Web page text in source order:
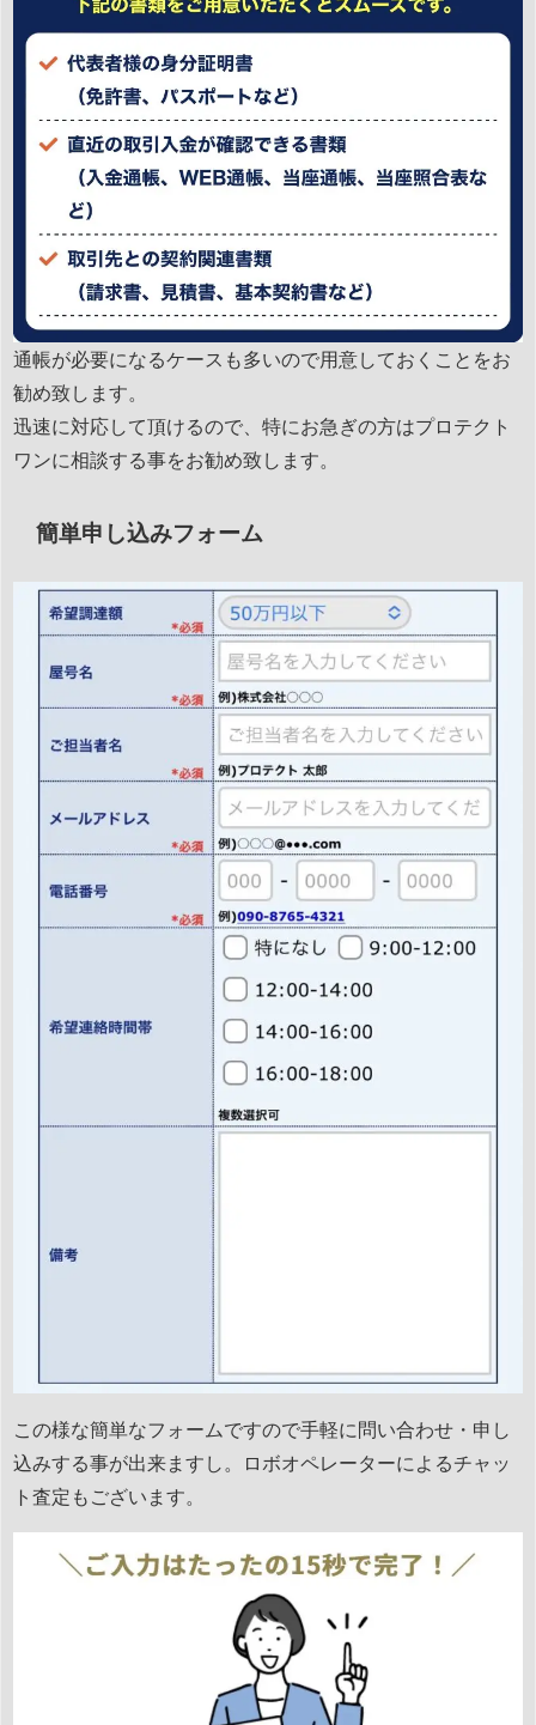
通帳が必要になるケースも多いので用意しておくことをお
勧め致します。
迅速に対応して頂けるので、特にお急ぎの方はプロテクト
ワンに相談する事をお勧め致します。
簡単申し込みフォーム
この様な簡単なフォームですので手軽に問い合わせ・申し
込みする事が出来ますし。ロボオペレーターによるチャッ
ト査定もございます。